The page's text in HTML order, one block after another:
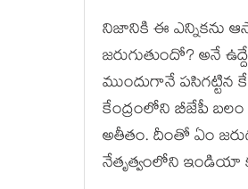
నిజానికి ఈ ఎన్నిక‌ను
జ‌రుగుతుందో? అనే
ముందుగానే ప‌సిగ‌ట్టిన
కేంద్రంలోని బీజేపీ బ‌లం
అతీతం. దీంతో ఏం
నేతృత్వంలోని ఇండియా